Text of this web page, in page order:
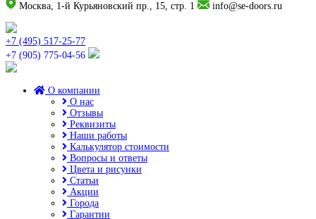
Москва, 1-й Курьяновский пр., 15, стр. 1 info@se-doors.ru
+7 (495) 517-25-77
+7 (905) 775-04-56
О компании
О нас
Отзывы
Реквизиты
Наши работы
Калькулятор стоимости
Вопросы и ответы
Цвета и рисунки
Статьи
Акции
Города
Гарантии